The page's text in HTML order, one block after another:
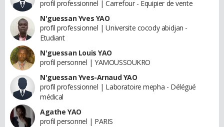
profil professionnel | Carrefour - Equipier de vente
N'guessan Yves YAO
profil professionnel | Universite cocody abidjan -
Etudiant
N'guessan Louis YAO
profil personnel | YAMOUSSOUKRO
N'guessan Yves-Arnaud YAO
profil professionnel | Laboratoire mepha - Délégué
médical
Agathe YAO
profil personnel | PARIS